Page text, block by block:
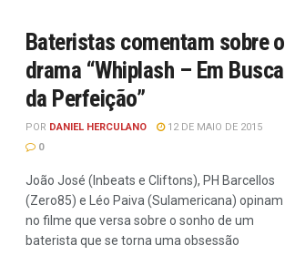
Bateristas comentam sobre o
drama “Whiplash – Em Busca
da Perfeição”
POR DANIEL HERCULANO
12 DE MAIO DE 2015
0
João José (Inbeats e Cliftons), PH Barcellos
(Zero85) e Léo Paiva (Sulamericana) opinam
no filme que versa sobre o sonho de um
baterista que se torna uma obsessão